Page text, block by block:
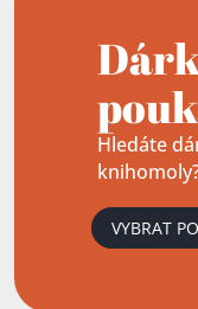
Hledáte
VYBRAT